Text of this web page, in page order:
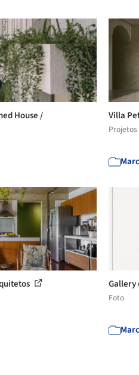
House /
Villa
Projetos
Gallery
Foto